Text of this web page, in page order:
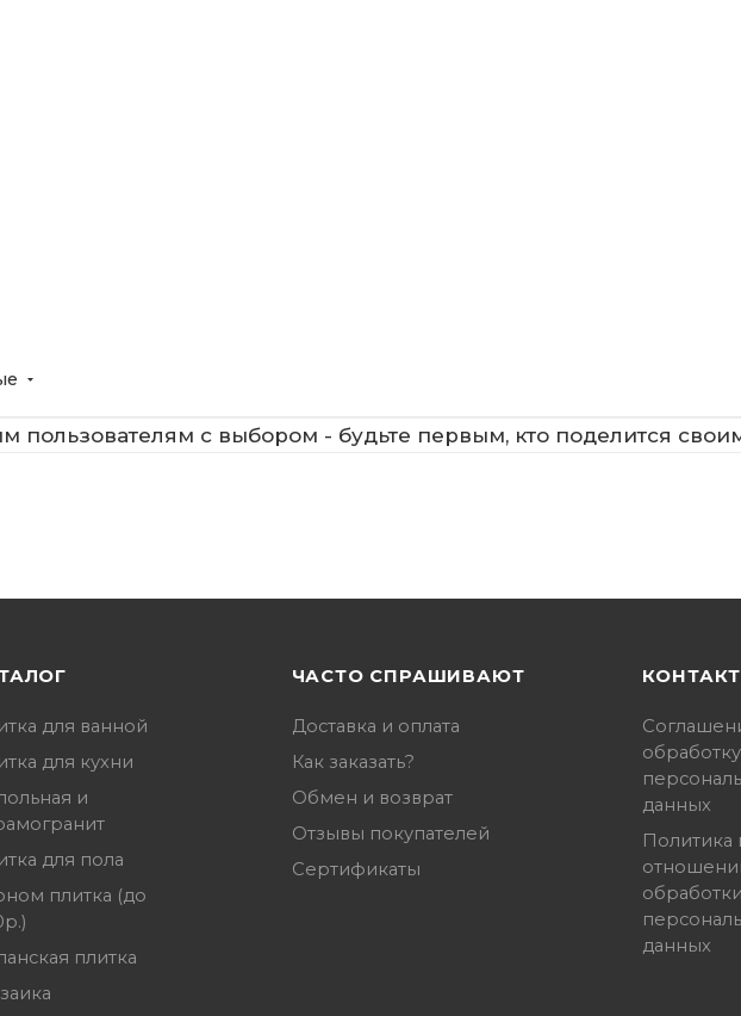
пользователям с выбором - будьте первым, кто поделится
для ванной
для кухни
и
для пола
плитка (до
плитка
ЧАСТО СПРАШИВАЮТ
Доставка и оплата
Как заказать?
Обмен и возврат
Отзывы покупателей
Сертификаты
обработку
данных
Политика
обработки
данных